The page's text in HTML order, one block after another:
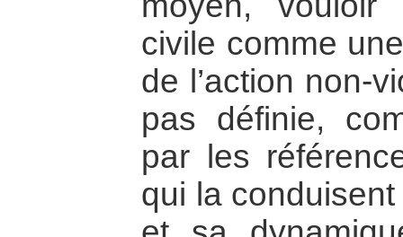
civile comme
de l’action non-
pas définie,
par les
qui la